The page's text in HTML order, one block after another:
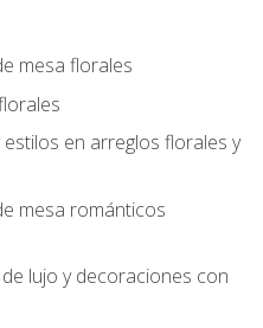
mesa florales
en arreglos florales y
mesa románticos
lujo y decoraciones con